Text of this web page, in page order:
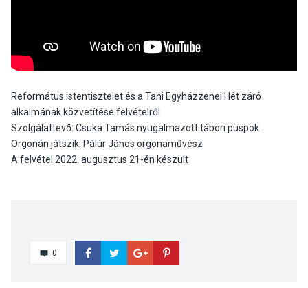
Református istentisztelet és a Tahi Egyházzenei Hét záró
alkalmának közvetítése felvételről
Szolgálattevő: Csuka Tamás nyugalmazott tábori püspök
Orgonán játszik: Pálúr János orgonaművész
A felvétel 2022. augusztus 21-én készült
0